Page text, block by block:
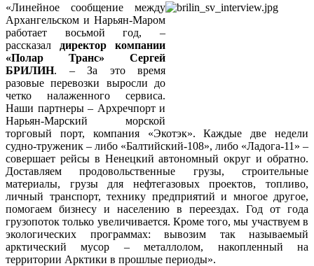
«Линейное сообщение между
Архангельском и Нарьян-Маром
работает восьмой год, –
рассказал директор компании
«Полар Транс» Сергей
БРИЛИН. – За это время
разовые перевозки выросли до
четко налаженного сервиса.
Наши партнеры – Архречпорт и
Нарьян-Марский морской
торговый порт, компания «Экотэк». Каждые две недели
судно-труженик – либо «Балтийский-108», либо «Ладога-11» –
совершает рейсы в Ненецкий автономный округ и обратно.
Доставляем продовольственные грузы, строительные
материалы, грузы для нефтегазовых проектов, топливо,
личный транспорт, технику предприятий и многое другое,
помогаем бизнесу и населению в переездах. Год от года
грузопоток только увеличивается. Кроме того, мы участвуем в
экологических программах: вывозим так называемый
арктический мусор – металлолом, накопленный на
территории Арктики в прошлые периоды».